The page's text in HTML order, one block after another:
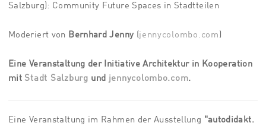
Salzburg : Community Future Spaces in Stadtteilen
Moderiert von Bernhard Jenny jennycolombo.com
Eine Veranstaltung der Initiative Architektur in Kooperation
mit Stadt Salzburg und jennycolombo.com.
Eine Veranstaltung im Rahmen der Ausstellung "autodidakt.